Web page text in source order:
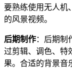
要熟练使用无人机
的风景视频。
后期制作：后期制
过剪辑、调色、特
果。合适的背景音